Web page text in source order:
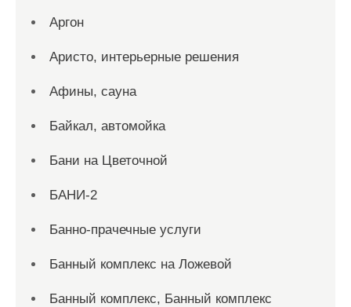
Аргон
Аристо, интерьерные решения
Афины, сауна
Байкал, автомойка
Бани на Цветочной
БАНИ-2
Банно-прачечные услуги
Банный комплекс на Ложевой
Банный комплекс, Банный комплекс